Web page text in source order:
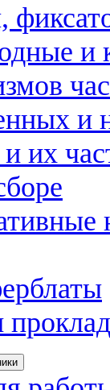
и
и
их